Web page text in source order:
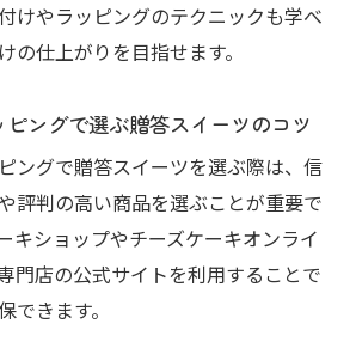
けやラッピングのテクニックも学べ
の仕上がりを目指せます。
ングで選ぶ贈答スイーツのコツ
ングで贈答スイーツを選ぶ際は、信
評判の高い商品を選ぶことが重要で
キショップやチーズケーキオンライ
門店の公式サイトを利用することで
できます。